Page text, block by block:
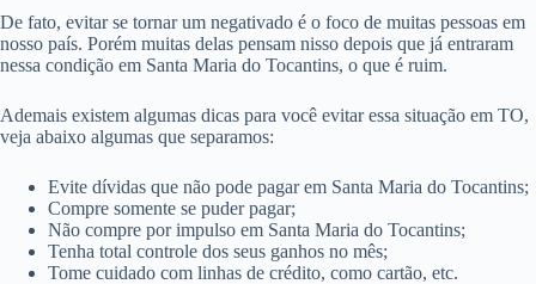
De fato, evitar se tornar um negativado é o foco de muitas pessoas em
nosso país. Porém muitas delas pensam nisso depois que já entraram
nessa condição em Santa Maria do Tocantins, o que é ruim.
Ademais existem algumas dicas para você evitar essa situação em TO,
veja abaixo algumas que separamos:
Evite dívidas que não pode pagar em Santa Maria do Tocantins;
Compre somente se puder pagar;
Não compre por impulso em Santa Maria do Tocantins;
Tenha total controle dos seus ganhos no mês;
Tome cuidado com linhas de crédito, como cartão, etc.